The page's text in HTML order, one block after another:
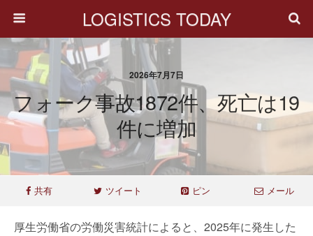
LOGISTICS TODAY
2026年7月7日
フォーク事故1872件、死亡は19
件に増加
共有 ツイート ピン メール
厚生労働省の労働災害統計によると、2025年に発生した